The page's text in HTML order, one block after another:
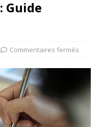
Guide
Commentaires fermés